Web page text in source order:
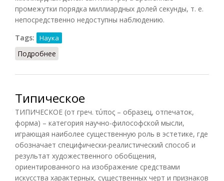
промежутки порядка миллиардных долей секунды, т. е.
непосредственно недоступны наблюдению.
Tags:
Наука
Подробнее
Типическое
ТИПИЧЕСКОЕ (от греч. τύπος – образец, отпечаток,
форма) – категория научно-философской мысли,
играющая наиболее существенную роль в эстетике, где
обозначает специфически-реалистический способ и
результат художественного обобщения,
ориентированного на изображение средствами
искусства характерных, существенных черт и признаков